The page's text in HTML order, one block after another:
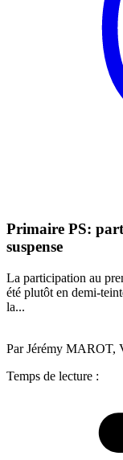
Primaire PS:
suspense
La participation au
été plutôt en demi-
la...
Par Jérémy
Temps de lecture :